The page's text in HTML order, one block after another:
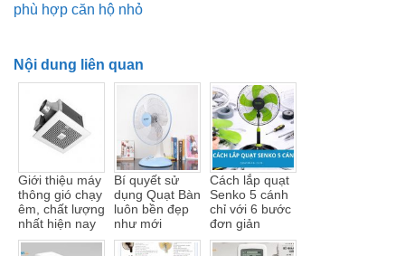
phù hợp căn hộ nhỏ
Nội dung liên quan
Giới thiệu máy
thông gió chạy
êm, chất lượng
nhất hiện nay
Bí quyết sử
dụng Quạt Bàn
luôn bền đẹp
như mới
Cách lắp quạt
Senko 5 cánh
chỉ với 6 bước
đơn giản